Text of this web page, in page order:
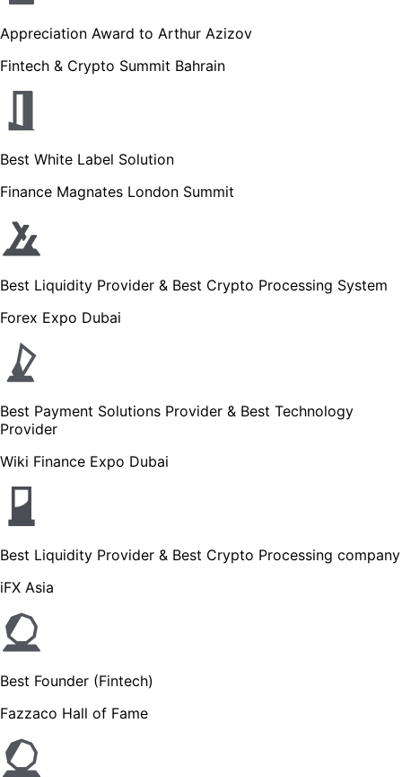
Appreciation Award to Arthur Azizov
Fintech & Crypto Summit Bahrain
Best White Label Solution
Finance Magnates London Summit
Best Liquidity Provider & Best Crypto Processing System
Forex Expo Dubai
Best Payment Solutions Provider & Best Technology
Provider
Wiki Finance Expo Dubai
Best Liquidity Provider & Best Crypto Processing company
iFX Asia
Best Founder (Fintech)
Fazzaco Hall of Fame